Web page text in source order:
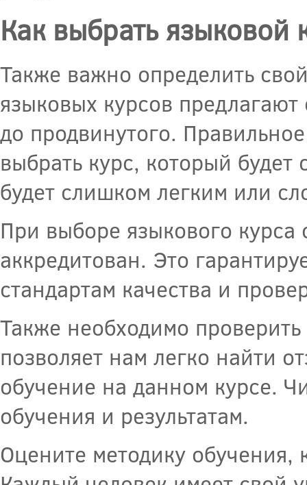
Как выбрать языковой
Также важно определить
языковых курсов
до продвинутого.
выбрать курс, который
будет слишком легким или
При выборе языкового
аккредитован. Это
стандартам качества и
Также необходимо
позволяет нам легко найти
обучение на данном курсе.
обучения и результатам.
Оцените методику обучения,